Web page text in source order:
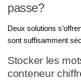
passe?
Deux solutions
sont suffisamment
Stocker les
conteneur